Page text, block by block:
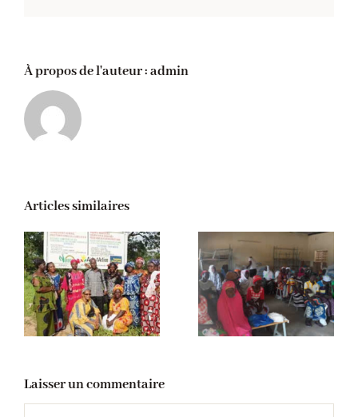
À propos de l'auteur :admin
Articles similaires
Laisser un commentaire